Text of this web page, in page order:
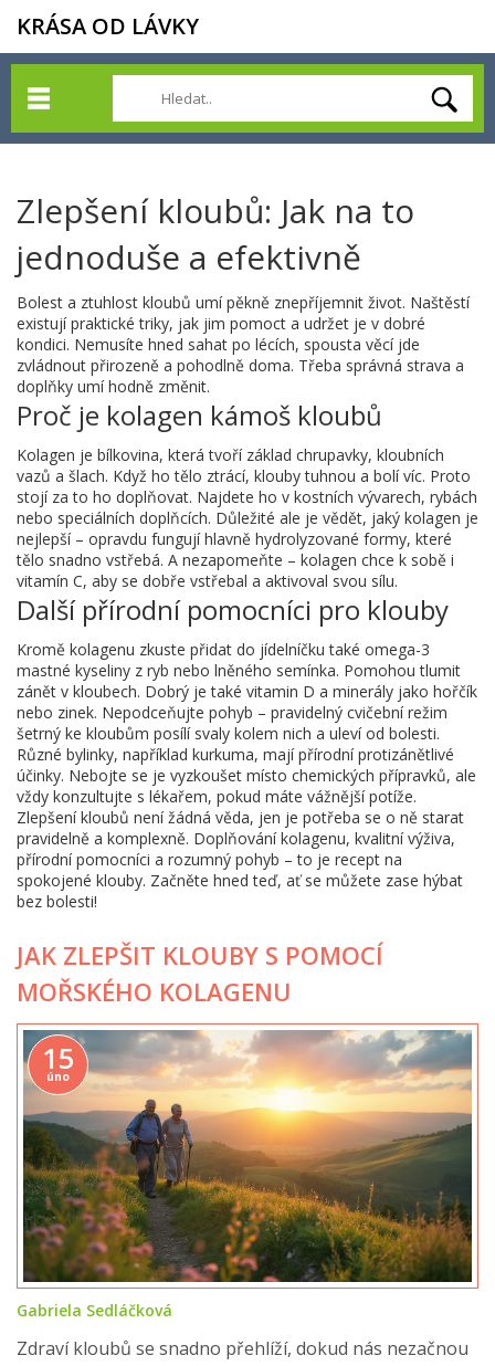
KRÁSA OD LÁVKY
Zlepšení kloubů: Jak na to
jednoduše a efektivně
Bolest a ztuhlost kloubů umí pěkně znepříjemnit život. Naštěstí
existují praktické triky, jak jim pomoct a udržet je v dobré
kondici. Nemusíte hned sahat po lécích, spousta věcí jde
zvládnout přirozeně a pohodlně doma. Třeba správná strava a
doplňky umí hodně změnit.
Proč je kolagen kámoš kloubů
Kolagen je bílkovina, která tvoří základ chrupavky, kloubních
vazů a šlach. Když ho tělo ztrácí, klouby tuhnou a bolí víc. Proto
stojí za to ho doplňovat. Najdete ho v kostních vývarech, rybách
nebo speciálních doplňcích. Důležité ale je vědět, jaký kolagen je
nejlepší – opravdu fungují hlavně hydrolyzované formy, které
tělo snadno vstřebá. A nezapomeňte – kolagen chce k sobě i
vitamín C, aby se dobře vstřebal a aktivoval svou sílu.
Další přírodní pomocníci pro klouby
Kromě kolagenu zkuste přidat do jídelníčku také omega-3
mastné kyseliny z ryb nebo lněného semínka. Pomohou tlumit
zánět v kloubech. Dobrý je také vitamin D a minerály jako hořčík
nebo zinek. Nepodceňujte pohyb – pravidelný cvičební režim
šetrný ke kloubům posílí svaly kolem nich a uleví od bolesti.
Různé bylinky, například kurkuma, mají přírodní protizánětlivé
účinky. Nebojte se je vyzkoušet místo chemických přípravků, ale
vždy konzultujte s lékařem, pokud máte vážnější potíže.
Zlepšení kloubů není žádná věda, jen je potřeba se o ně starat
pravidelně a komplexně. Doplňování kolagenu, kvalitní výživa,
přírodní pomocníci a rozumný pohyb – to je recept na
spokojené klouby. Začněte hned teď, ať se můžete zase hýbat
bez bolesti!
JAK ZLEPŠIT KLOUBY S POMOCÍ
MOŘSKÉHO KOLAGENU
15
úno
Gabriela Sedláčková
Zdraví kloubů se snadno přehlíží, dokud nás nezačnou